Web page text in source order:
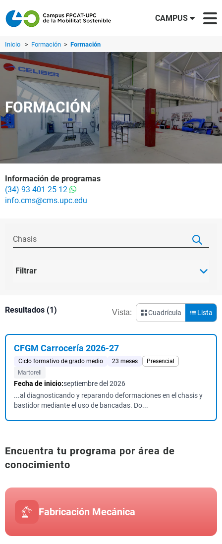
CAMPUS
Inicio > Formación > Formación
FORMACIÓN
Información de programas
(34) 93 401 25 12
info.cms@cms.upc.edu
Filtrar
Resultados (1) Vista: Cuadrícula Lista
CFGM Carrocería 2026-27
Ciclo formativo de grado medio 23 meses
Presencial
Martorell
Fecha de inicio:septiembre del 2026
...al diagnosticando y reparando deformaciones en el chasis y
bastidor mediante el uso de bancadas. Do...
Encuentra tu programa por área de
conocimiento
Fabricación Mecánica